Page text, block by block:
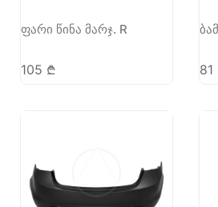
ფარი წინა მარჯ. R
105 ₾ 81